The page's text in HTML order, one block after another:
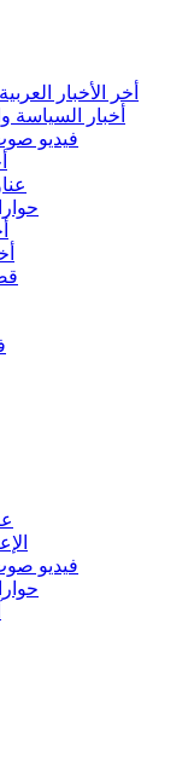
أخر الأخبار
أخبار السياسة
فيديو
فيديو